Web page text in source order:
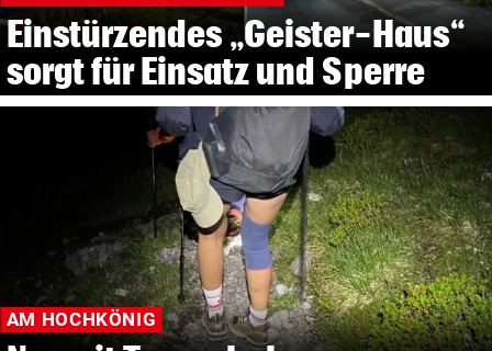
Einstürzendes „Geister-Haus“
sorgt für Einsatz und Sperre
AM HOCHKÖNIG